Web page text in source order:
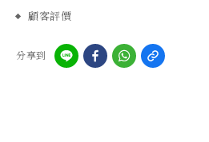
顧客評價
分享到